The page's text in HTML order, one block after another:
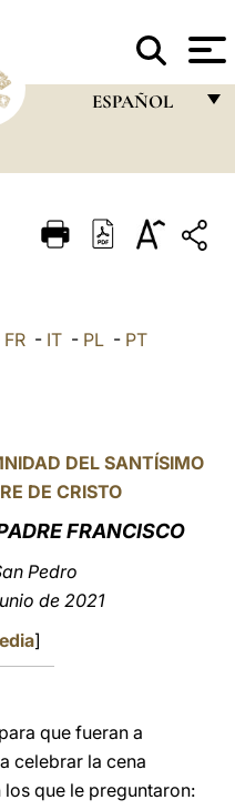
ESPAÑOL
ITALIANO
中文
LATINE
FR - IT - PL - PT
DEL SANTÍSIMO
DE CRISTO
FRANCISCO
Pedro
de 2021
]
que fueran a
celebrar la cena
que le preguntaron: